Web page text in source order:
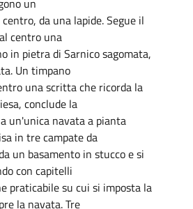
da una lapide. Segue il
centro una
in pietra di Sarnico sagomata,
Un timpano
una scritta che ricorda la
conclude la
un'unica navata a pianta
in tre campate da
un basamento in stucco e si
con capitelli
praticabile su cui si imposta la
la navata. Tre